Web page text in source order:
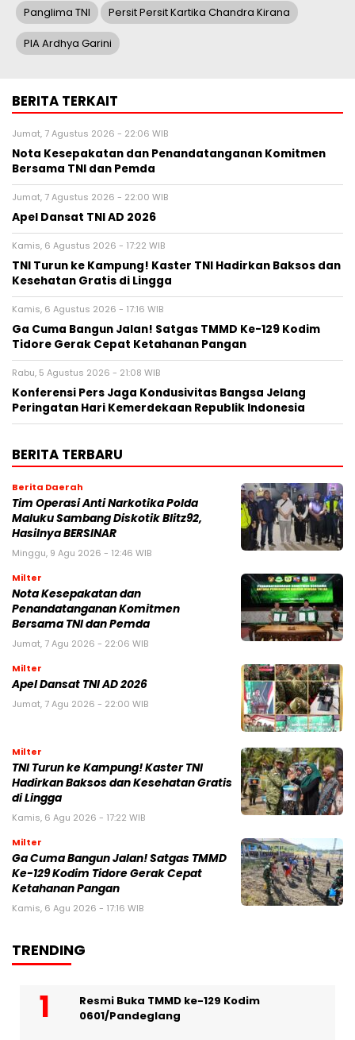
Panglima TNI Persit Persit Kartika Chandra Kirana
PIA Ardhya Garini
BERITA TERKAIT
Jumat, 7 Agustus 2026 - 22:06 WIB
Nota Kesepakatan dan Penandatanganan Komitmen
Bersama TNI dan Pemda
Jumat, 7 Agustus 2026 - 22:00 WIB
Apel Dansat TNI AD 2026
Kamis, 6 Agustus 2026 - 17:22 WIB
TNI Turun ke Kampung! Kaster TNI Hadirkan Baksos dan
Kesehatan Gratis di Lingga
Kamis, 6 Agustus 2026 - 17:16 WIB
Ga Cuma Bangun Jalan! Satgas TMMD Ke-129 Kodim
Tidore Gerak Cepat Ketahanan Pangan
Rabu, 5 Agustus 2026 - 21:08 WIB
Konferensi Pers Jaga Kondusivitas Bangsa Jelang
Peringatan Hari Kemerdekaan Republik Indonesia
BERITA TERBARU
Berita Daerah
Tim Operasi Anti Narkotika Polda
Maluku Sambang Diskotik Blitz92,
Hasilnya BERSINAR
Minggu, 9 Agu 2026 - 12:46 WIB
Milter
Nota Kesepakatan dan
Penandatanganan Komitmen
Bersama TNI dan Pemda
Jumat, 7 Agu 2026 - 22:06 WIB
Milter
Apel Dansat TNI AD 2026
Jumat, 7 Agu 2026 - 22:00 WIB
Milter
TNI Turun ke Kampung! Kaster TNI
Hadirkan Baksos dan Kesehatan Gratis
di Lingga
Kamis, 6 Agu 2026 - 17:22 WIB
Milter
Ga Cuma Bangun Jalan! Satgas TMMD
Ke-129 Kodim Tidore Gerak Cepat
Ketahanan Pangan
Kamis, 6 Agu 2026 - 17:16 WIB
TRENDING
Resmi Buka TMMD ke-129 Kodim
0601/Pandeglang